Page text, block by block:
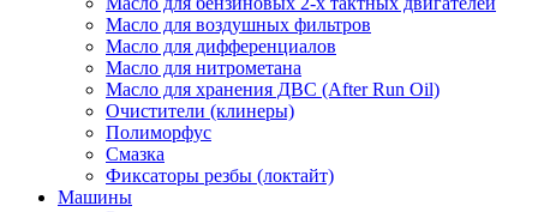
Масло для воздушных фильтров
Масло для дифференциалов
Масло для нитрометана
Масло для хранения ДВС (After Run Oil)
Очистители (клинеры)
Полиморфус
Смазка
Фиксаторы резбы (локтайт)
Машины